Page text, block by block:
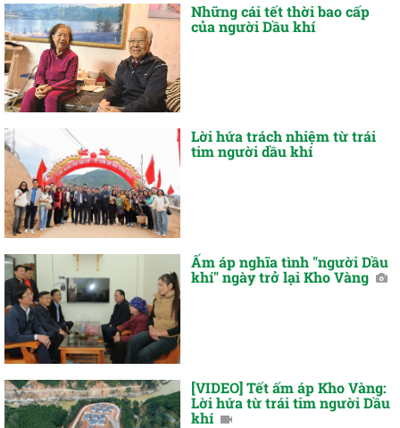
Những cái tết thời bao cấp
của người Dầu khí
Lời hứa trách nhiệm từ trái
tim người dầu khí
Ấm áp nghĩa tình "người Dầu
khí" ngày trở lại Kho Vàng
[VIDEO] Tết ấm áp Kho Vàng:
Lời hứa từ trái tim người Dầu
khí